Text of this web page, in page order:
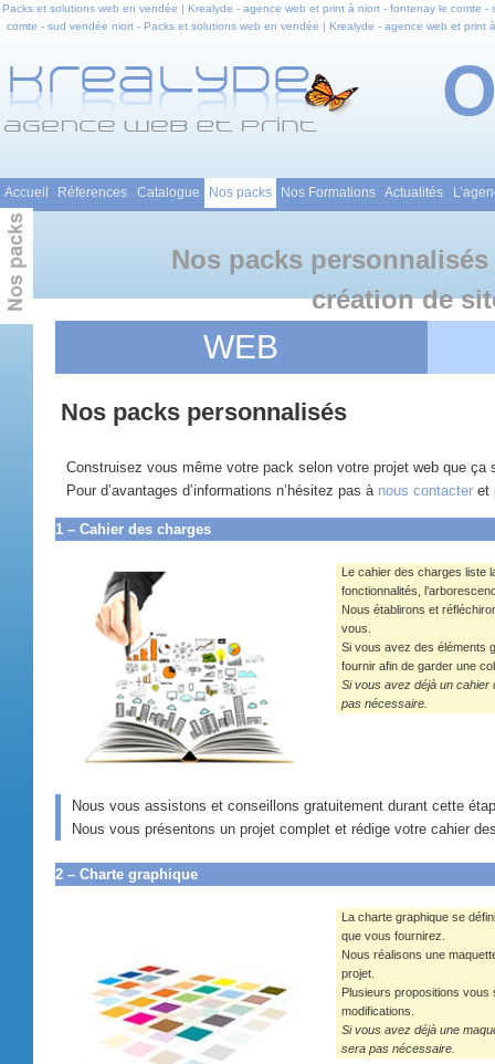
Packs et solutions web en vendée | Krealyde - agence web et print à niort - fontenay le
comte - sud vendée niort - Packs et solutions web en vendée | Krealyde - agence web et
Menu principal
Aller au contenu principal
Aller au contenu secondaire
Accueil Réferences Catalogue Nos packs Nos Formations Actualités
Nos packs
création de
WEB
Nos packs personnalisés
Construisez vous même votre pack selon votre projet web que
Pour d’avantages d’informations n’hésitez pas à nous contacter et
1 – Cahier des charges
Le cahier des charges liste
fonctionnalités,
Nous établirons et
vous.
Si vous avez des éléments
fournir afin de garder une
Si vous avez déjà un
pas nécessaire.
Nous vous assistons et conseillons gratuitement durant cette
Nous vous présentons un projet complet et rédige votre cahier
2 – Charte graphique
La charte graphique se
que vous fournirez.
Nous réalisons une
projet.
Plusieurs propositions vous
modifications.
Si vous avez déjà une
sera pas nécessaire.